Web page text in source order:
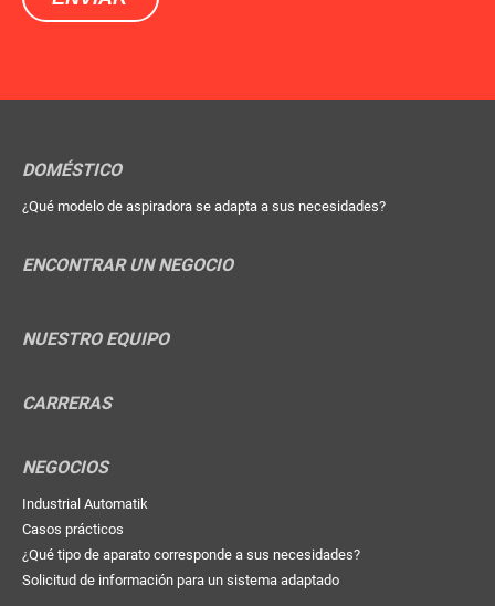
DOMÉSTICO
¿Qué modelo de aspiradora se adapta a sus necesidades?
ENCONTRAR UN NEGOCIO
NUESTRO EQUIPO
CARRERAS
NEGOCIOS
Industrial Automatik
Casos prácticos
¿Qué tipo de aparato corresponde a sus necesidades?
Solicitud de información para un sistema adaptado